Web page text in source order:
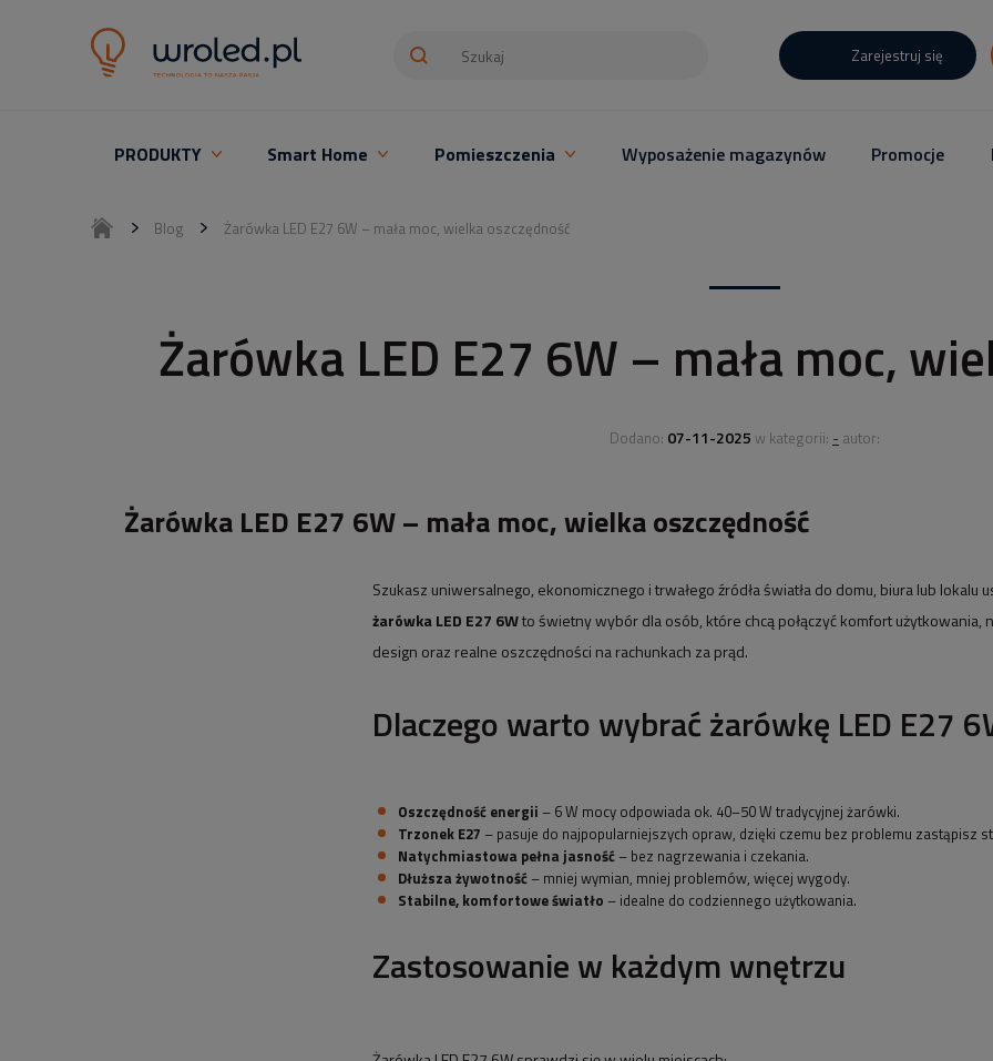
Zarejestruj się
PRODUKTY Smart Home Pomieszczenia Wyposażenie magazynów Promocje
Oświetlenie LED z montażem
Blog Żarówka LED E27 6W – mała moc, wielka oszczędność
Żarówka LED E27 6W – mała moc,
Dodano: 07-11-2025 w kategorii: - autor:
Żarówka LED E27 6W – mała moc, wielka oszczędność
Szukasz uniwersalnego, ekonomicznego i trwałego źródła światła do domu, biura lub lokalu
żarówka LED E27 6Wto świetny wybór dla osób, które chcą połączyć komfort użytkowania,
design oraz realne oszczędności na rachunkach za prąd.
Dlaczego warto wybrać żarówkę LED E27
Oszczędność energii – 6 W mocy odpowiada ok. 40–50 W tradycyjnej żarówki.
Trzonek E27 – pasuje do najpopularniejszych opraw, dzięki czemu bez problemu zastąpisz
Natychmiastowa pełna jasność – bez nagrzewania i czekania.
Dłuższa żywotność – mniej wymian, mniej problemów, więcej wygody.
Stabilne, komfortowe światło – idealne do codziennego użytkowania.
Zastosowanie w każdym wnętrzu